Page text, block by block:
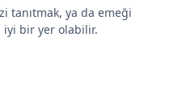
tanıtmak, ya da emeği
bir yer olabilir.